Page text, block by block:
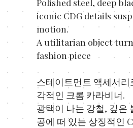
Polished steel, deep
iconic CDG details
motion.
A utilitarian object
fashion piece
스테이트먼트 액세서리
각적인 크롬 카라비너.
광택이 나는 강철, 깊은
공에 떠 있는 상징적인